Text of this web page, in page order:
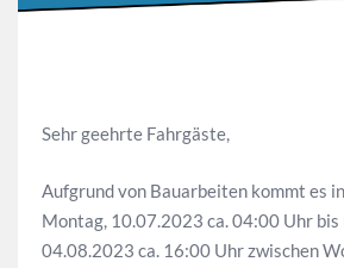
Sehr geehrte Fahrgäste,
Aufgrund von Bauarbeiten kommt es
Montag, 10.07.2023 ca. 04:00 Uhr bis
04.08.2023 ca. 16:00 Uhr zwischen